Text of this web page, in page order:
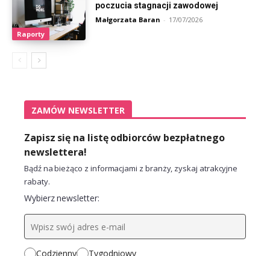
Raporty
poczucia stagnacji zawodowej
Małgorzata Baran - 17/07/2026
ZAMÓW NEWSLETTER
Zapisz się na listę odbiorców bezpłatnego
newslettera!
Bądź na bieżąco z informacjami z branży, zyskaj atrakcyjne
rabaty.
Wybierz newsletter:
Codzienny Tygodniowy